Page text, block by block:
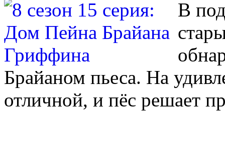
В
Брайаном пьеса. На
отличной, и пёс решает